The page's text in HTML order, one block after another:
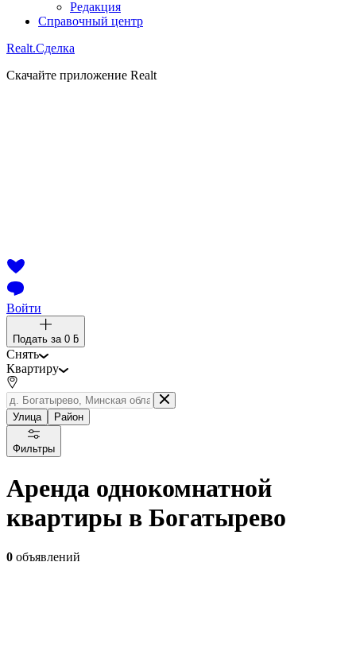
Редакция
Справочный центр
Realt.Сделка
Скачайте приложение Realt
Войти
Подать за 0 ƃ
Снять
Квартиру
Улица Район
Фильтры
Аренда однокомнатной
квартиры в Богатырево
0 объявлений